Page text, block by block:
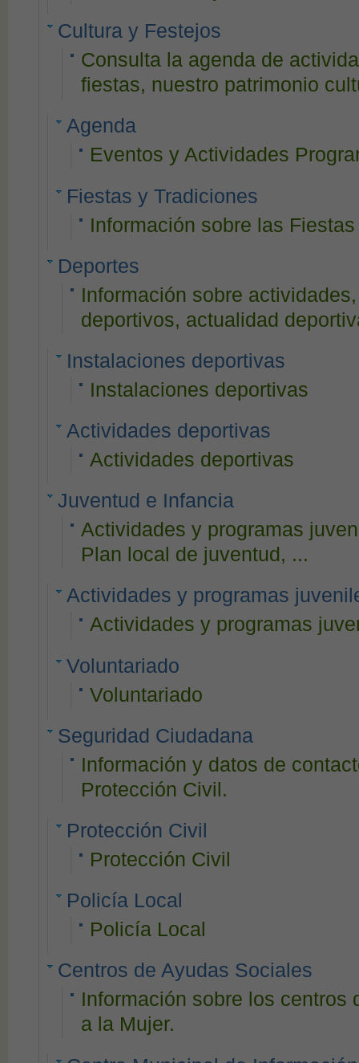
Cultura y Festejos
Consulta la agenda de
fiestas, nuestro patrimonio
Agenda
Eventos y Actividades
Fiestas y Tradiciones
Información sobre las
Deportes
Información sobre
deportivos, actualidad
Instalaciones deportivas
Instalaciones deportivas
Actividades deportivas
Actividades deportivas
Juventud e Infancia
Actividades y programas
Plan local de juventud, ...
Actividades y programas
Actividades y programas
Voluntariado
Voluntariado
Seguridad Ciudadana
Información y datos de
Protección Civil.
Protección Civil
Protección Civil
Policía Local
Policía Local
Centros de Ayudas Sociales
Información sobre los centros
a la Mujer.